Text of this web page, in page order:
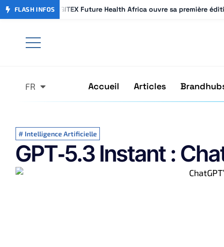
FLASH INFOS GITEX Future Health Africa ouvre sa première
GITEX Future Health Africa ouvre sa première
FR
AR Accueil Articles
# Intelligence Artificielle
GPT‑5.3 Instant :